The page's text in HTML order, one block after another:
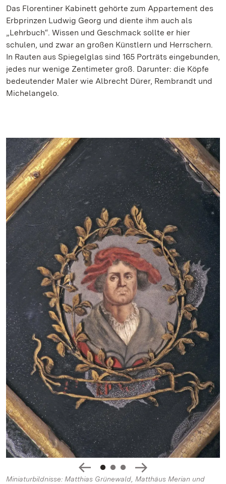
Das Florentiner Kabinett gehörte zum Appartement des
Erbprinzen Ludwig Georg und diente ihm auch als
„Lehrbuch“. Wissen und Geschmack sollte er hier
schulen, und zwar an großen Künstlern und Herrschern.
In Rauten aus Spiegelglas sind 165 Porträts eingebunden,
jedes nur wenige Zentimeter groß. Darunter: die Köpfe
bedeutender Maler wie Albrecht Dürer, Rembrandt und
Michelangelo.
Miniaturbildnisse: Matthias Grünewald, Matthäus Merian und